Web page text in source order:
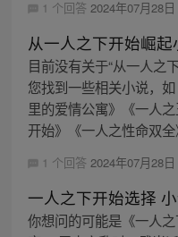
1 个回答 2024年07月28
从一人之下开始崛起
目前没有关于“从一人之
您找到一些相关小说，
里的爱情公寓》《一人
开始》《一人之性命双
1 个回答 2024年07月28
一人之下开始选择
你想问的可能是《一人